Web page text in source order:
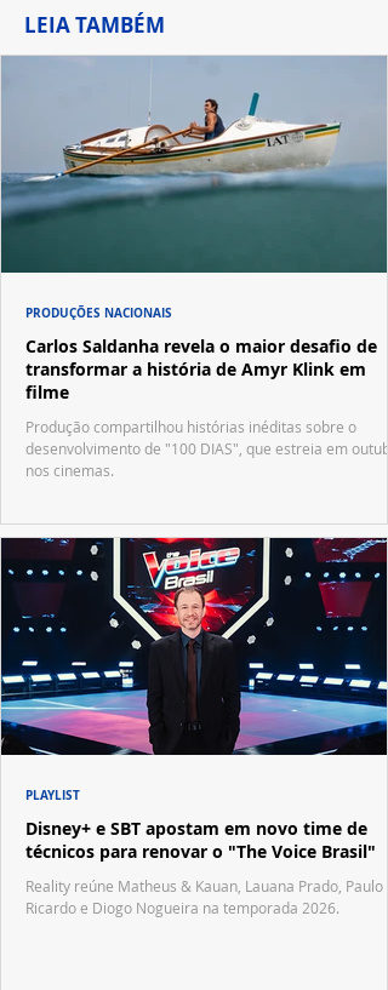
LEIA TAMBÉM
Carlos Saldanha revela o maior desafio de
transformar a história de Amyr Klink em
filme
Produção compartilhou histórias inéditas sobre o
desenvolvimento de "100 DIAS", que estreia em
nos cinemas.
PRODUÇÕES NACIONAIS
Disney+ e SBT apostam em novo time de
técnicos para renovar o "The Voice Brasil"
Reality reúne Matheus & Kauan, Lauana Prado, Paulo
Ricardo e Diogo Nogueira na temporada 2026.
PLAYLIST